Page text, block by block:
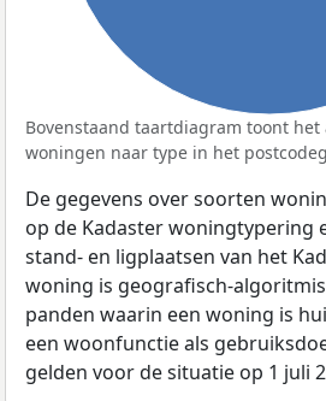
Bovenstaand taartdiagram toont
woningen naar type in het
De gegevens over soorten
op de Kadaster woningtypering
stand- en ligplaatsen van het
woning is geografisch-
panden waarin een woning is
een woonfunctie als
gelden voor de situatie op 1 juli